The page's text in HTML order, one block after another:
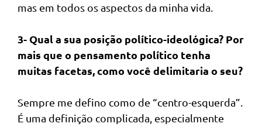
mas em todos os aspectos da minha vida.
3- Qual a sua posição político-ideológica? Por
mais que o pensamento político tenha
muitas facetas, como você delimitaria o seu?
Sempre me defino como de “centro-esquerda”.
É uma definição complicada, especialmente